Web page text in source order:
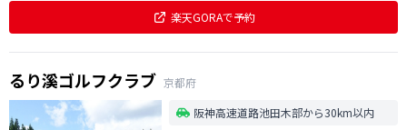
楽天GORAで予約
るり溪ゴルフクラブ 京都府
阪神高速道路池田木部から30km以内